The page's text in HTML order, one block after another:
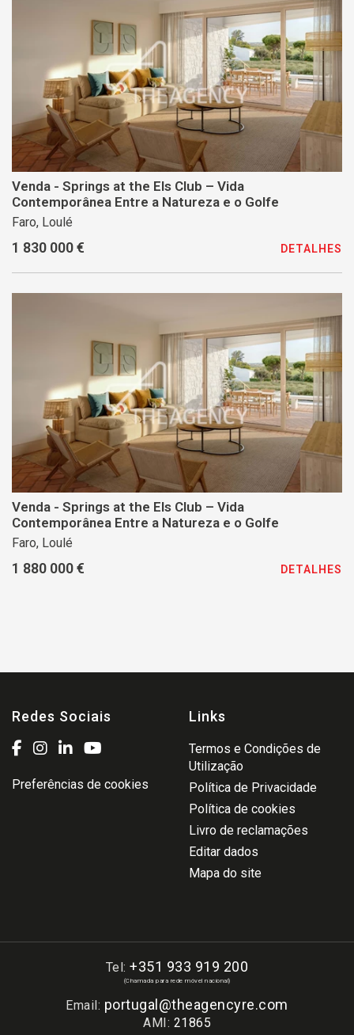
Venda - Springs at the Els Club – Vida
Contemporânea Entre a Natureza e o Golfe
Faro, Loulé
1 830 000 € DETALHES
Venda - Springs at the Els Club – Vida
Contemporânea Entre a Natureza e o Golfe
Faro, Loulé
1 880 000 € DETALHES
Redes Sociais
Preferências de cookies
Links
Termos e Condições de
Utilização
Política de Privacidade
Política de cookies
Livro de reclamações
Editar dados
Mapa do site
Tel:+351 933 919 200
(Chamada para rede móvel nacional)
Email: portugal@theagencyre.com
AMI: 21865